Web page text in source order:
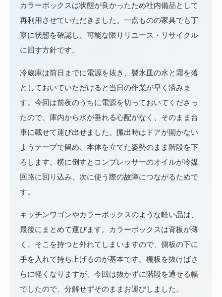
カラーボックスは状態が良かったため社内備品として
再利用させていただきました。一点ものの家具でも丁
寧に状態を確認し、可能な限りリユース・リサイクル
に回す方針です。
冷蔵庫は前日までに電源を抜き、製氷皿の水と霜を落
としておいていただけると当日の作業が早く済みま
す。今回は前夜のうちに電源を切っておいてくださっ
たので、庫内から水が垂れる心配がなく、そのまま台
車に載せて運び出せました。搬出時はドアが開かない
ようテープで留め、本体を立てた姿勢のまま階段を下
ろします。横に倒すとコンプレッサーのオイルが冷媒
回路に回り込み、次に使う際の故障につながるためで
す。
キッチンワゴンやカラーボックスのような軽い品は、
最後にまとめて運びます。カラーボックスは背板が薄
く、そこを持つと外れてしまいますので、側板の下に
手を入れて持ち上げるのが基本です。棚板を抜けばさ
らに軽くなりますが、今回は抜かずに階段を通せる幅
でしたので、分解せずそのままお運びしました。